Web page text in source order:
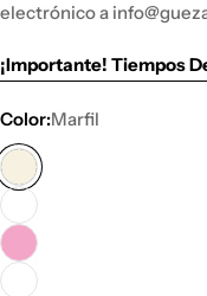
electrónico a
¡Importante! Tiempos
Color:Marfil